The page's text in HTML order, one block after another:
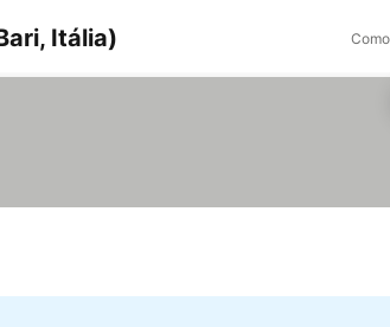
Itália)